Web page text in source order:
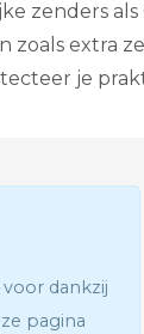
l
e
n
G
I
n
zenders
zoals extra
je
dankzij
pagina